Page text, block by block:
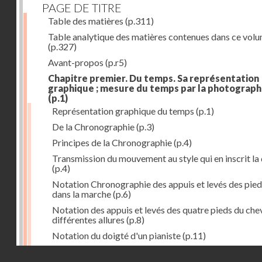
PAGE DE TITRE
Table des matières (p.311)
Table analytique des matières contenues dans ce
(p.327)
Avant-propos (p.r5)
Chapitre premier. Du temps. Sa représentation
graphique ; mesure du temps par la
(p.1)
Représentation graphique du temps (p.1)
De la Chronographie(p.3)
Principes de la Chronographie(p.4)
Transmission du mouvement au style qui en inscrit la
(p.4)
Notation Chronographie des appuis et levés des
dans la marche(p.6)
Notation des appuis et levés des quatre pieds du
différentes allures (p.8)
Notation du doigté d'un pianiste(p.11)